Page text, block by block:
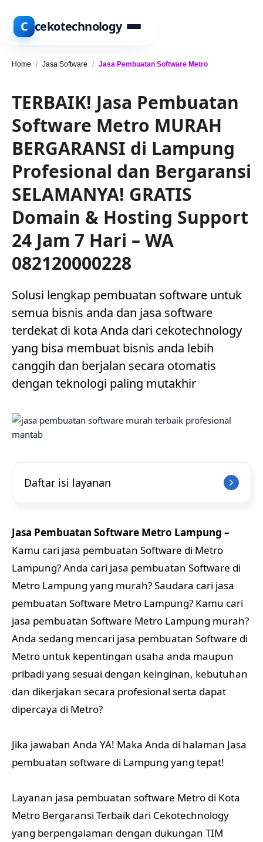
C cekotechnology
Home / Jasa Software / Jasa Pembuatan Software Metro
TERBAIK! Jasa Pembuatan
Software Metro MURAH
BERGARANSI di Lampung
Profesional dan Bergaransi
SELAMANYA! GRATIS
Domain & Hosting Support
24 Jam 7 Hari – WA
082120000228
Solusi lengkap pembuatan software untuk
semua bisnis anda dan jasa software
terdekat di kota Anda dari cekotechnology
yang bisa membuat bisnis anda lebih
canggih dan berjalan secara otomatis
dengan teknologi paling mutakhir
Daftar isi layanan
Jasa Pembuatan Software Metro Lampung –
Kamu cari jasa pembuatan Software di Metro
Lampung? Anda cari jasa pembuatan Software di
Metro Lampung yang murah? Saudara cari jasa
pembuatan Software Metro Lampung? Kamu cari
jasa pembuatan Software Metro Lampung murah?
Anda sedang mencari jasa pembuatan Software di
Metro untuk kepentingan usaha anda maupun
pribadi yang sesuai dengan keinginan, kebutuhan
dan dikerjakan secara profesional serta dapat
dipercaya di Metro?
Jika jawaban Anda YA! Maka Anda di halaman Jasa
pembuatan software di Lampung yang tepat!
Layanan jasa pembuatan software Metro di Kota
Metro Bergaransi Terbaik dari Cekotechnology
yang berpengalaman dengan dukungan TIM